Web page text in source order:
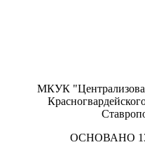
МКУК
ОСНОВАНО 13